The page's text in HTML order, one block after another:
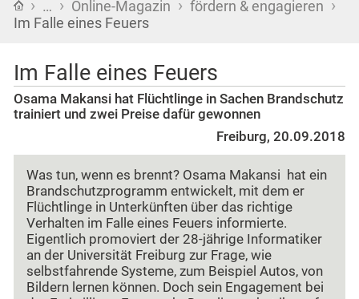
Startseite
› … › Online-Magazin › fördern & engagieren ›
Im Falle eines Feuers
Im Falle eines Feuers
Osama Makansi hat Flüchtlinge in Sachen Brandschutz
trainiert und zwei Preise dafür gewonnen
Freiburg, 20.09.2018
Was tun, wenn es brennt? Osama Makansi hat ein
Brandschutzprogramm entwickelt, mit dem er
Flüchtlinge in Unterkünften über das richtige
Verhalten im Falle eines Feuers informierte.
Eigentlich promoviert der 28-jährige Informatiker
an der Universität Freiburg zur Frage, wie
selbstfahrende Systeme, zum Beispiel Autos, von
Bildern lernen können. Doch sein Engagement bei